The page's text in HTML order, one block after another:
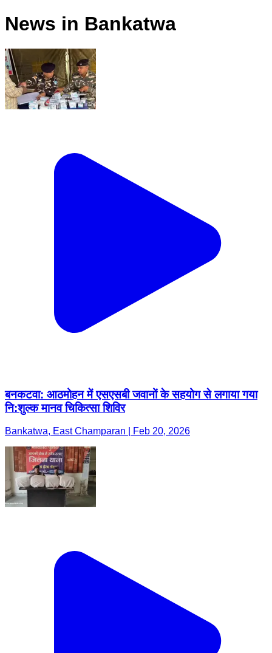
News in Bankatwa
बनकटवा: आठमोहन में एसएसबी जवानों के सहयोग से लगाया गया
नि:शुल्क मानव चिकित्सा शिविर
Bankatwa, East Champaran | Feb 20, 2026